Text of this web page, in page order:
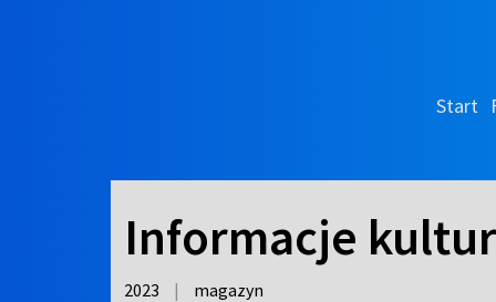
Start
Informacje
2023 | magazyn